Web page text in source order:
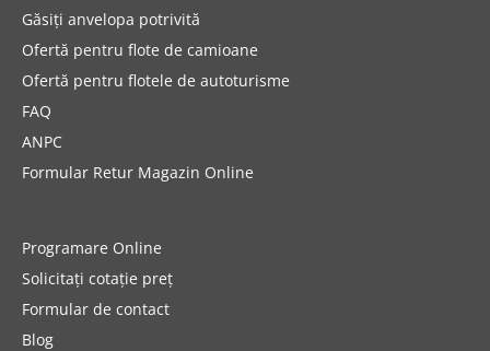
Găsiți anvelopa potrivită
Ofertă pentru flote de camioane
Ofertă pentru flotele de autoturisme
FAQ
ANPC
Formular Retur Magazin Online
Programare Online
Solicitați cotație preț
Formular de contact
Blog